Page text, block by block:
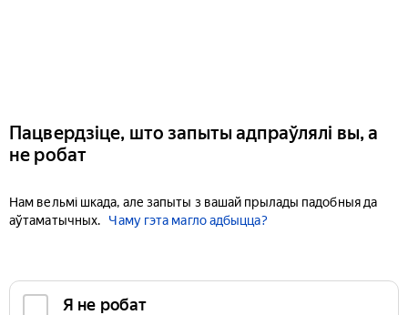
Пацвердзіце, што запыты адпраўлялі вы, а
не робат
Нам вельмі шкада, але запыты з вашай прылады падобныя да
аўтаматычных.
Чаму гэта магло адбыцца?
Я не робат